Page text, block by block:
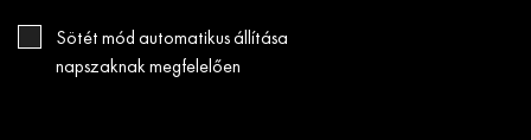
Sötét mód automatikus állítása
napszaknak megfelelően